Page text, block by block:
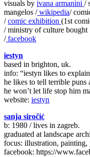
visuals by ivana armanini /
mangelos /wikipedia/
/comic exhibition (1st
/ ministry of culture
/facebook
iestyn
based in brighton, uk.
info: “iestyn likes to
he likes to tell terrible puns
he won’t let life stop him
website: iestyn
sanja siročić
b: 1980 / lives in zagreb.
graduated at landscape
focus: illustration, painting,
facebook: https://